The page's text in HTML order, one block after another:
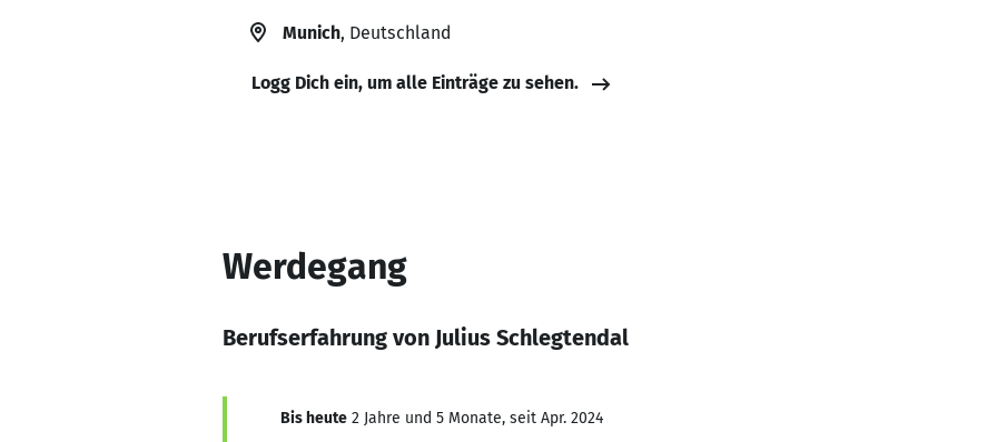
Munich, Deutschland
Logg Dich ein, um alle Einträge zu sehen.
Werdegang
Berufserfahrung von Julius Schlegtendal
Bis heute 2 Jahre und 5 Monate, seit Apr. 2024